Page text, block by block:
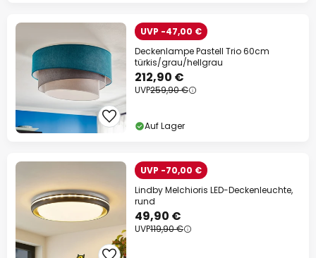
UVP -47,00 €
Deckenlampe Pastell Trio 60cm
türkis/grau/hellgrau
212,90 €
UVP259,90 €
Auf Lager
UVP -70,00 €
Lindby Melchioris LED-Deckenleuchte,
rund
49,90 €
UVP119,90 €